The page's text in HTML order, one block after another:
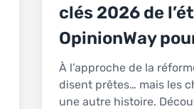
clés 2026 de
OpinionWay
À l’approche de la
disent prêtes… mais les
une autre histoire.